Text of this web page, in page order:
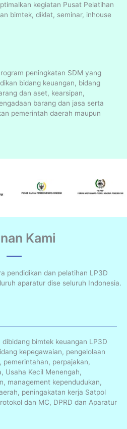
kegiatan Pusat Pelatihan
bimtek, diklat, seminar, inhouse
peningkatan SDM yang
bidang keuangan, bidang
dan aset, kearsipan,
barang dan jasa serta
pemerintah daerah maupun
Kami
pendidikan dan pelatihan LP3D
aparatur dise seluruh Indonesia.
bimtek keuangan LP3D
kepegawaian, pengelolaan
pemerintahan, perpajakan,
Usaha Kecil Menengah,
management kependudukan,
peningakatan kerja Satpol
dan MC, DPRD dan Aparatur